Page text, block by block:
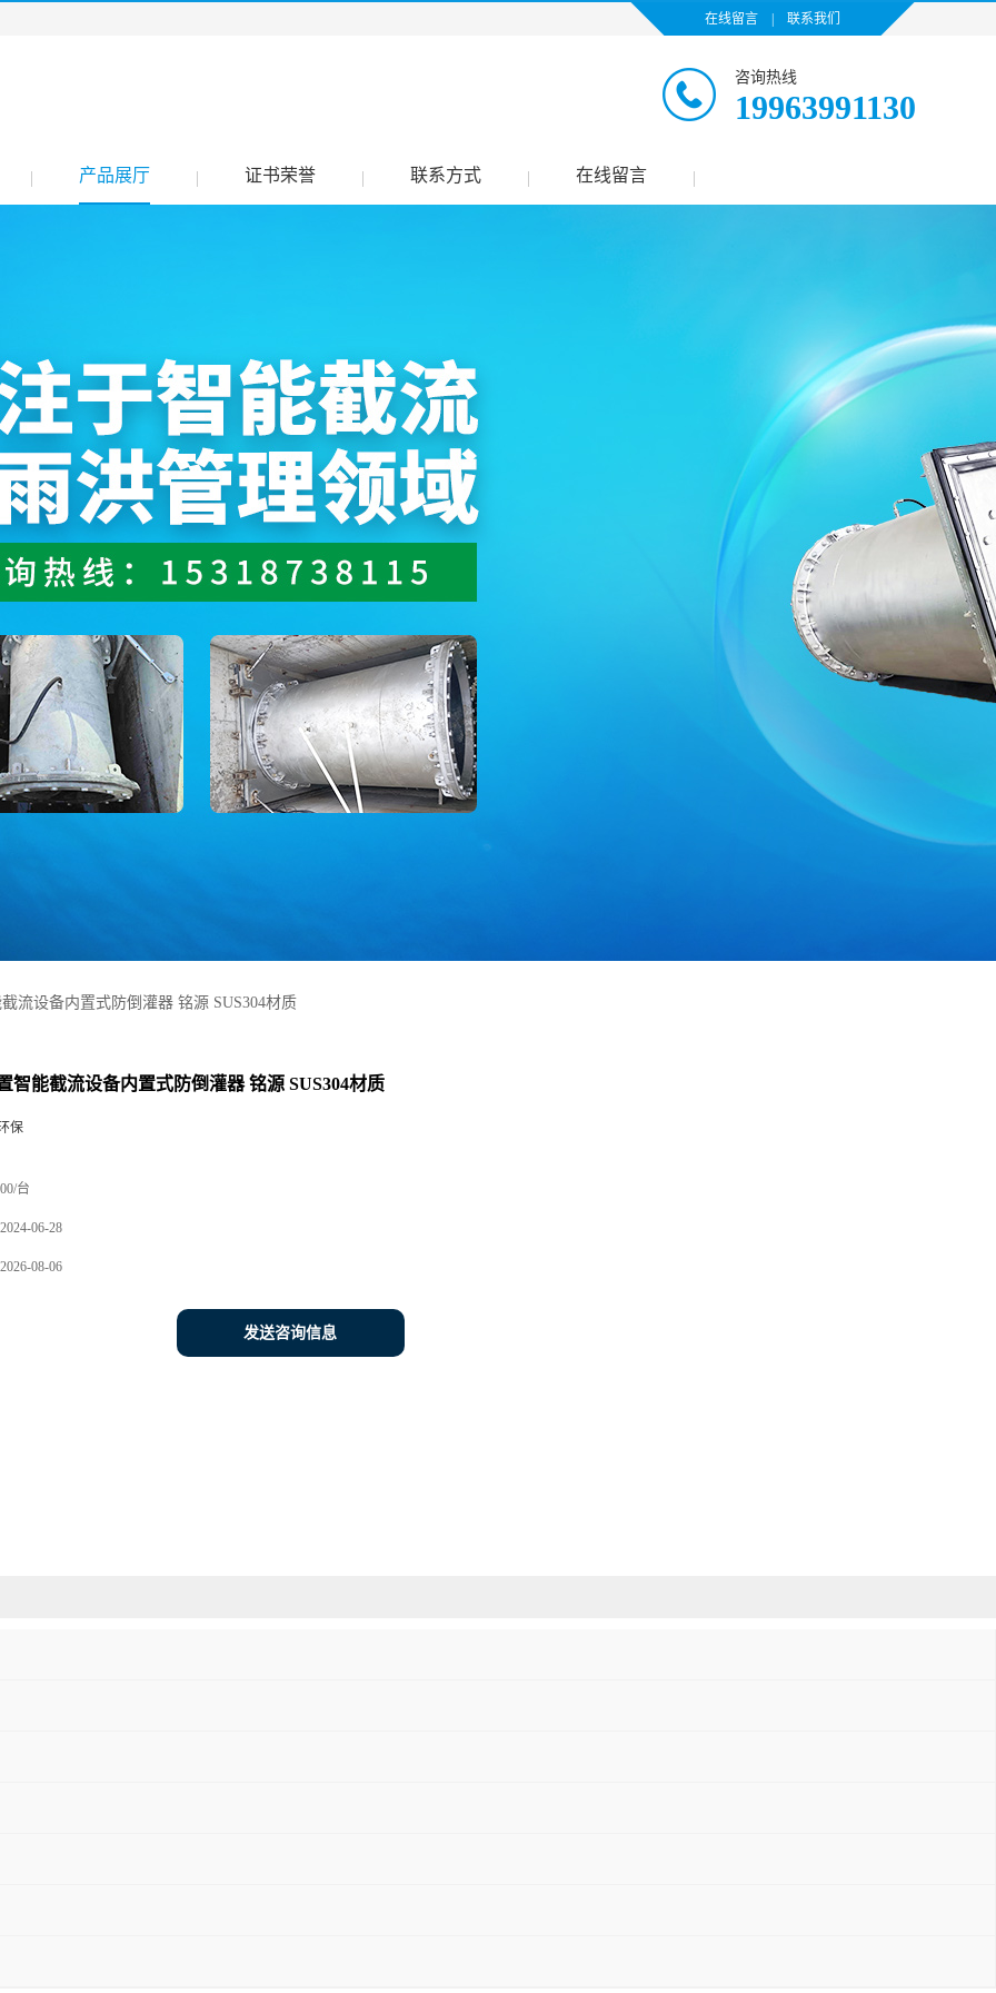
在线留言 联系我们
咨询热线
19963991130
产品展厅 证书荣誉 联系方式 在线留言
流设备内置式防倒灌器 铭源 SUS304材质
智能截流设备内置式防倒灌器 铭源 SUS304材质
保
台
06-28
08-06
发送咨询信息